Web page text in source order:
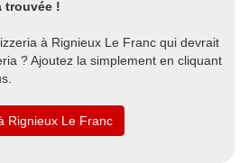
trouvée !
à Rignieux Le Franc qui devrait
? Ajoutez la simplement en cliquant
Rignieux Le Franc